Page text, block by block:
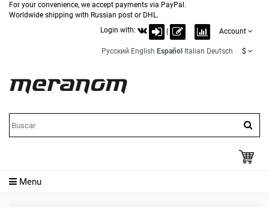
For your convenience, we accept payments via PayPal.
Worldwide shipping with Russian post or DHL.
Login with:
Account
Русский English Español Italian Deutsch $
Menu